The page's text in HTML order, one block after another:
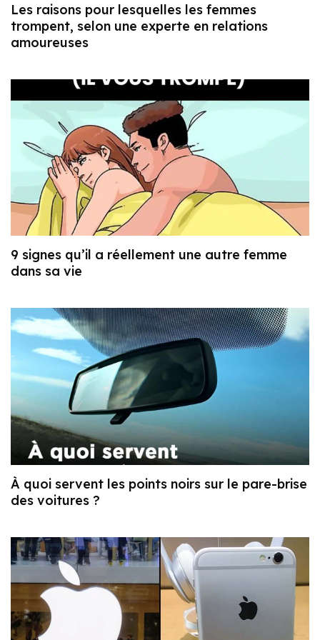
Les raisons pour lesquelles les femmes
trompent, selon une experte en relations
amoureuses
9 signes qu’il a réellement une autre femme
dans sa vie
À quoi servent les points noirs sur le pare-brise
des voitures ?